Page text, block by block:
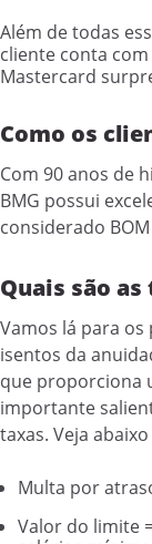
Além de todas
cliente conta
Mastercard
Como os
Com 90 anos de
BMG possui
considerado
Quais são
Vamos lá para
isentos da
que proporciona
importante
taxas. Veja
Multa por
Valor do limite